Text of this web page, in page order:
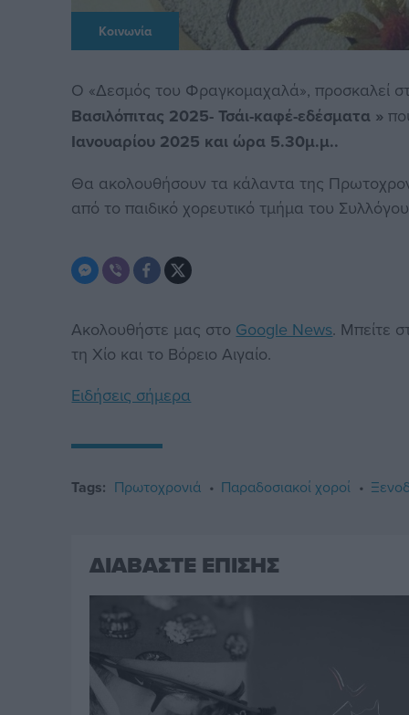
Κοινωνία
Ο «Δεσμός του Φραγκομαχαλά», προσκαλεί
Βασιλόπιτας 2025- Τσάι-καφέ-εδέσματα »
Ιανουαρίου 2025 και ώρα 5.30μ.μ..
Θα ακολουθήσουν τα κάλαντα της
από το παιδικό χορευτικό τμήμα του
Ακολουθήστε μας στο Google News. Μπείτε
τη Χίο και το Βόρειο Αιγαίο.
Ειδήσεις σήμερα
Tags: Πρωτοχρονιά Παραδοσιακοί χοροί
ΔΙΑΒΑΣΤΕ ΕΠΙΣΗΣ